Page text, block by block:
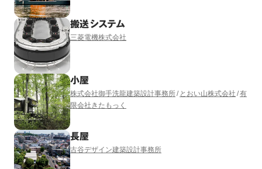
搬送システム
三菱電機株式会社
小屋
株式会社御手洗龍建築設計事務所 とおい山株式会社 有
限会社きたもっく
長屋
古谷デザイン建築設計事務所